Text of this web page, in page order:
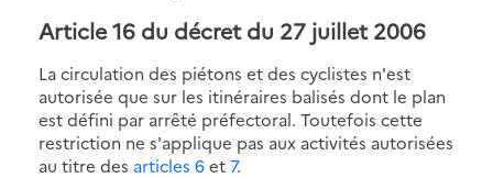
Article 16 du décret du 27 juillet 2006
La circulation des piétons et des cyclistes n'est
autorisée que sur les itinéraires balisés dont le plan
est défini par arrêté préfectoral. Toutefois cette
restriction ne s'applique pas aux activités autorisées
au titre des articles 6et 7.